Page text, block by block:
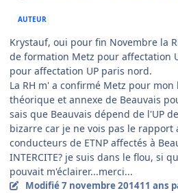
AUTEUR
Krystauf, oui pour fin Novembre la
de formation Metz pour affectation
pour affectation UP paris nord.
La RH m' a confirmé Metz pour
théorique et annexe de Beauvais
sais que Beauvais dépend de l'UP
bizarre car je ne vois pas le rapport
conducteurs de ETNP affectés à
INTERCITE? je suis dans le flou, si
pouvait m'éclairer...merci...
Modifié7 novembre 201411 ans